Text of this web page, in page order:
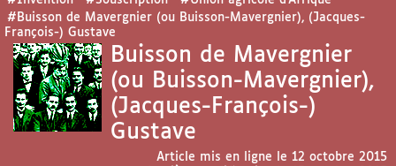
#Buisson de Mavergnier (ou Buisson-Mavergnier), (Jacques-
François-) Gustave
Buisson de Mavergnier
(ou Buisson-Mavergnier),
(Jacques-François-)
Gustave
Article mis en ligne le 12 octobre 2015